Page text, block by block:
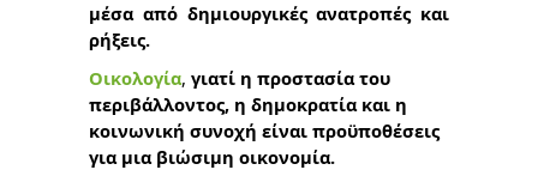
μέσα από δημιουργικές ανατροπές και
ρήξεις.
Οικολογία, γιατί η προστασία του
περιβάλλοντος, η δημοκρατία και η
κοινωνική συνοχή είναι προϋποθέσεις
για μια βιώσιμη οικονομία.